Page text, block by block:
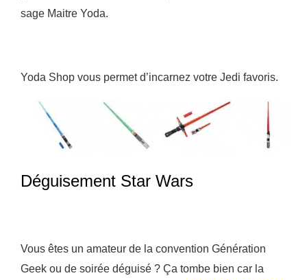
sage Maitre Yoda.
Yoda Shop vous permet d’incarnez votre Jedi favoris.
Déguisement Star Wars
Vous êtes un amateur de la convention Génération
Geek ou de soirée déguisé ? Ça tombe bien car la